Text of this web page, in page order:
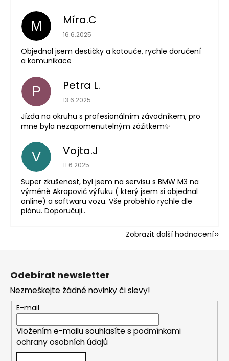
M Míra.C
Hodnocení obchodu je 5 z 5 hvězdiček.
16.6.2025
Objednal jsem destičky a kotouče, rychle doručení
a komunikace
P Petra L.
Hodnocení obchodu je 5 z 5 hvězdiček.
13.6.2025
Jízda na okruhu s profesionálním závodníkem, pro
mne byla nezapomenutelným zážitkem✨
V Vojta.J
Hodnocení obchodu je 5 z 5 hvězdiček.
11.6.2025
Super zkušenost, byl jsem na servisu s BMW M3 na
výměně Akrapovič výfuku ( který jsem si objednal
online) a softwaru vozu. Vše proběhlo rychle dle
plánu. Doporučuji..
Zobrazit další hodnocení
Z
Odebírat newsletter
Nezmeškejte žádné novinky či slevy!
E-mail
Vložením e-mailu souhlasíte s podmínkami
ochrany osobních údajů